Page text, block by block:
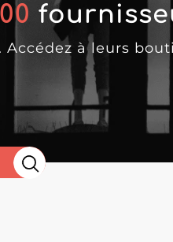
. Accédez à leurs